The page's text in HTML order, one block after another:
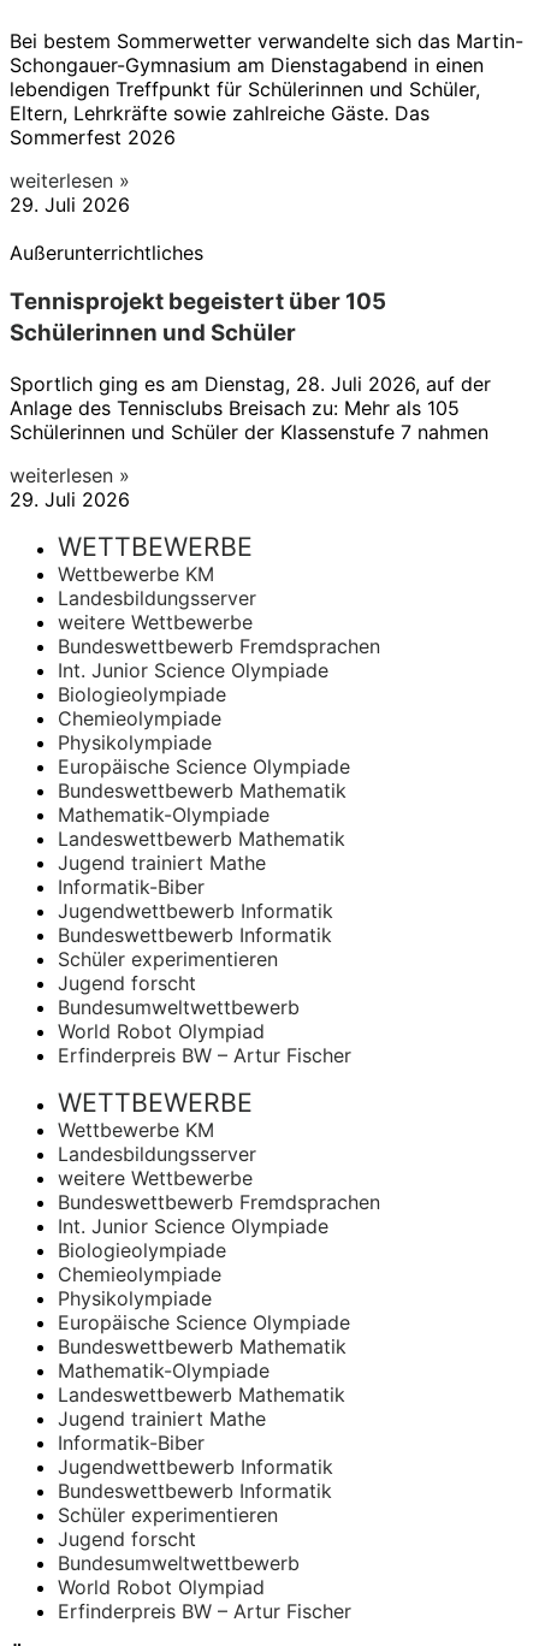
Bei bestem Sommerwetter verwandelte sich das Martin-
Schongauer-Gymnasium am Dienstagabend in einen
lebendigen Treffpunkt für Schülerinnen und Schüler,
Eltern, Lehrkräfte sowie zahlreiche Gäste. Das
Sommerfest 2026
weiterlesen »
29. Juli 2026
Außerunterrichtliches
Tennisprojekt begeistert über 105
Schülerinnen und Schüler
Sportlich ging es am Dienstag, 28. Juli 2026, auf der
Anlage des Tennisclubs Breisach zu: Mehr als 105
Schülerinnen und Schüler der Klassenstufe 7 nahmen
weiterlesen »
29. Juli 2026
WETTBEWERBE
Wettbewerbe KM
Landesbildungsserver
weitere Wettbewerbe
Bundeswettbewerb Fremdsprachen
Int. Junior Science Olympiade
Biologieolympiade
Chemieolympiade
Physikolympiade
Europäische Science Olympiade
Bundeswettbewerb Mathematik
Mathematik-Olympiade
Landeswettbewerb Mathematik
Jugend trainiert Mathe
Informatik-Biber
Jugendwettbewerb Informatik
Bundeswettbewerb Informatik
Schüler experimentieren
Jugend forscht
Bundesumweltwettbewerb
World Robot Olympiad
Erfinderpreis BW – Artur Fischer
WETTBEWERBE
Wettbewerbe KM
Landesbildungsserver
weitere Wettbewerbe
Bundeswettbewerb Fremdsprachen
Int. Junior Science Olympiade
Biologieolympiade
Chemieolympiade
Physikolympiade
Europäische Science Olympiade
Bundeswettbewerb Mathematik
Mathematik-Olympiade
Landeswettbewerb Mathematik
Jugend trainiert Mathe
Informatik-Biber
Jugendwettbewerb Informatik
Bundeswettbewerb Informatik
Schüler experimentieren
Jugend forscht
Bundesumweltwettbewerb
World Robot Olympiad
Erfinderpreis BW – Artur Fischer